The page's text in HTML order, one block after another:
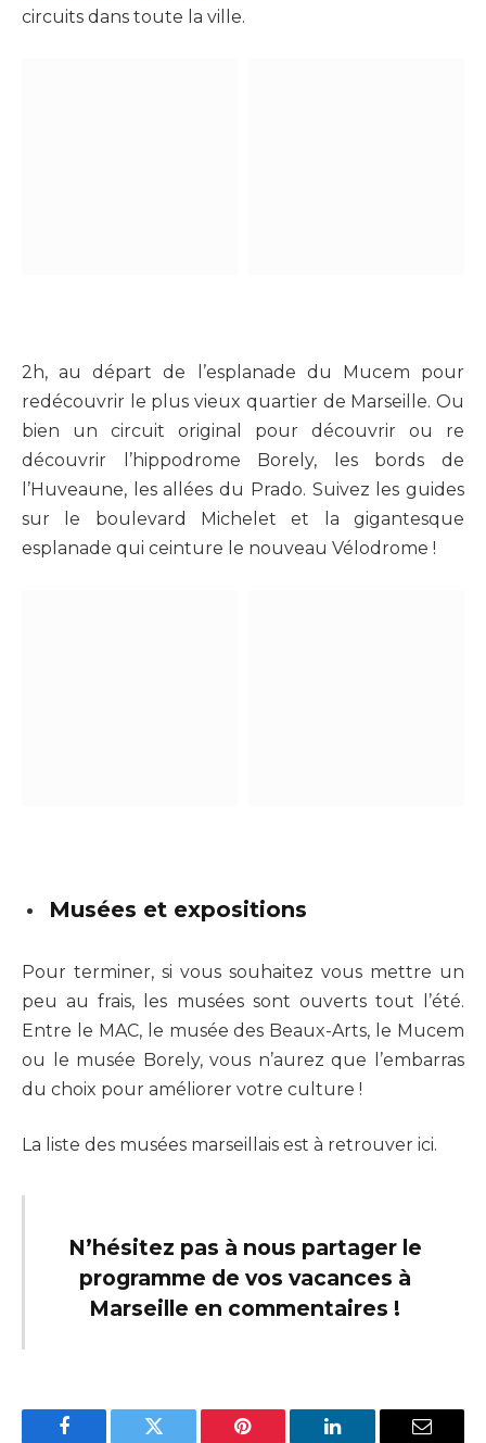
circuits dans toute la ville.
2h, au départ de l’esplanade du Mucem pour
redécouvrir le plus vieux quartier de Marseille. Ou
bien un circuit original pour découvrir ou re
découvrir l’hippodrome Borely, les bords de
l’Huveaune, les allées du Prado. Suivez les guides
sur le boulevard Michelet et la gigantesque
esplanade qui ceinture le nouveau Vélodrome !
Musées et expositions
Pour terminer, si vous souhaitez vous mettre un
peu au frais, les musées sont ouverts tout l’été.
Entre le MAC, le musée des Beaux-Arts, le Mucem
ou le musée Borely, vous n’aurez que l’embarras
du choix pour améliorer votre culture !
La liste des musées marseillais est à retrouver ici.
N’hésitez pas à nous partager le
programme de vos vacances à
Marseille en commentaires !